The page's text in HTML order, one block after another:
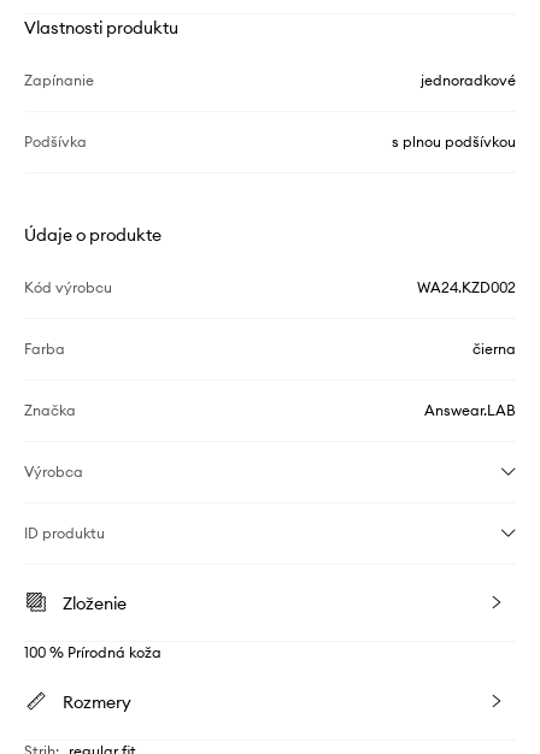
Vlastnosti produktu
Zapínanie jednoradkové
Podšívka s plnou podšívkou
Údaje o produkte
Kód výrobcu WA24.KZD002
Farba čierna
Značka Answear.LAB
Výrobca
ID produktu
Zloženie
100 % Prírodná koža
Rozmery